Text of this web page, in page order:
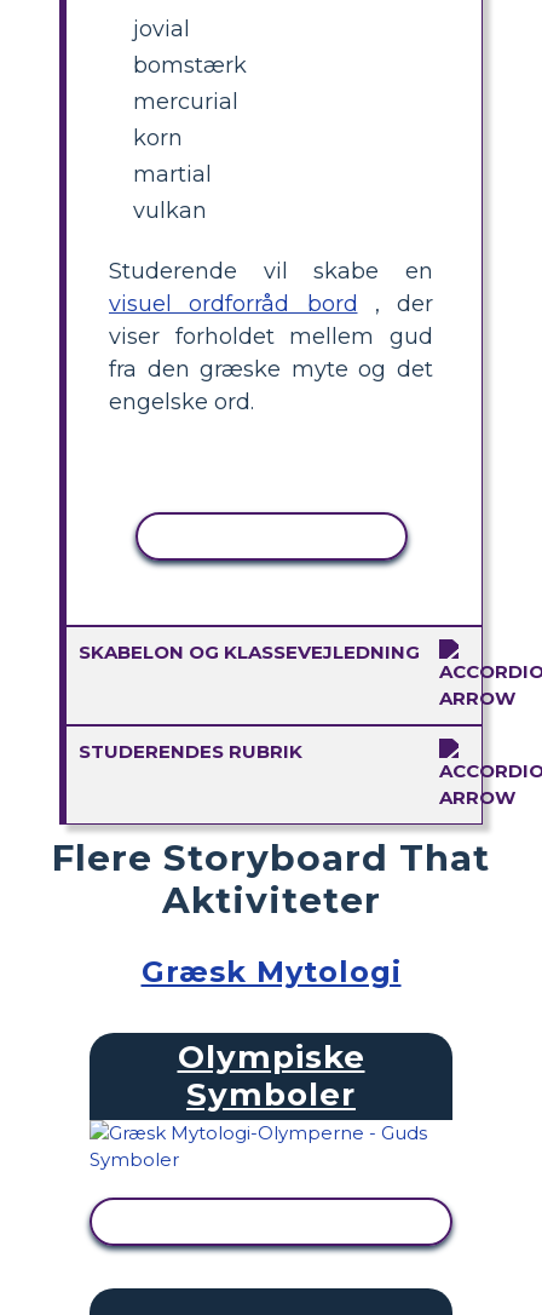
jovial
bomstærk
mercurial
korn
martial
vulkan
Studerende vil skabe en
visuel ordforråd bord
, der
viser forholdet mellem gud
fra den græske myte og det
engelske ord.
SKABELON OG KLASSEVEJLEDNING
STUDERENDES RUBRIK
Flere Storyboard That
Aktiviteter
Græsk Mytologi
Olympiske
Symboler